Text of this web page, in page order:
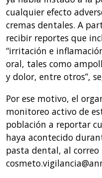
cualquier efecto
cremas dentales. A
recibir reportes que
“irritación e
oral, tales como
y dolor, entre otros”,
Por ese motivo, el
monitoreo activo de
población a reportar
haya acontecido
pasta dental, al correo